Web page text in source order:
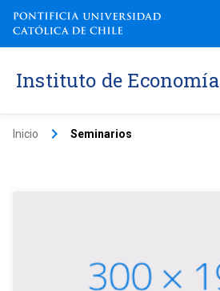
Instituto de Economía
Inicio keyboard_arrow_right Seminarios